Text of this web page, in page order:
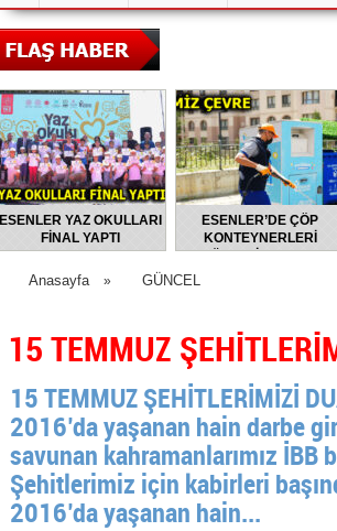
ESENLER YAZ OKULLARI
FİNAL YAPTI
ESENLER’DE ÇÖP
KONTEYNERLERİ
DÜZENLİ OLARAK
DEZENFEKTE EDİLİYOR
Anasayfa » GÜNCEL
15 TEMMUZ
15 TEMMUZ ŞEHİTLERİMİZİ
2016’da yaşanan hain darbe
savunan kahramanlarımız İBB
Şehitlerimiz için kabirleri
2016’da yaşanan hain...